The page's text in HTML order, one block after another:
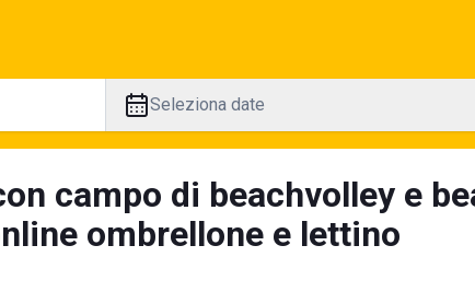
Seleziona date
campo di beachvolley e
ombrellone e lettino